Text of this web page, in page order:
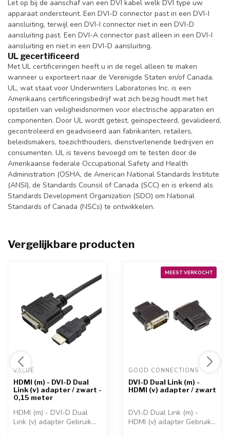
Let op bij de aanschaf van een DVI kabel welk DVI type uw
apparaat ondersteunt. Een DVI-D connector past in een DVI-I
aansluiting, terwijl een DVI-I connector niet in een DVI-D
aansluiting past. Een DVI-A connector past alleen in een DVI-I
aansluiting en niet in een DVI-D aansluiting.
UL gecertificeerd
Met UL certificeringen heeft u in de regel alleen te maken
wanneer u exporteert naar de Verenigde Staten en/of Canada.
UL, wat staat voor Underwriters Laboratories Inc. is een
Amerikaans certificeringsbedrijf wat zich bezig houdt met het
opstellen van veiligheidsnormen voor electrische apparaten en
componenten. Door UL wordt getest, geïnspecteerd, gevalideerd,
gecontroleerd en geadviseerd aan fabrikanten, retailers,
beleidsmakers, toezichthouders, dienstverlenende bedrijven en
consumenten. UL is tevens bevoegd om te testen door de
Amerikaanse federale Occupational Safety and Health
Administration (OSHA, de American National Standards Institute
(ANSI), de Standards Counsil of Canada (SCC) en is erkend als
Standards Development Organization (SDO) om National
Standards of Canada (NSCs) te ontwikkelen.
Vergelijkbare producten
VALUE
HDMI (m) - DVI-D Dual
Link (v) adapter / zwart -
0,15 meter
HDMI (m) - DVI-D Dual
Link (v) adapter Gebruik
MEEST VERKOCHT
GOOD CONNECTIONS
DVI-D Dual Link (m) -
HDMI (v) adapter / zwart
DVI-D Dual Link (m) -
HDMI (v) adapter Gebruik